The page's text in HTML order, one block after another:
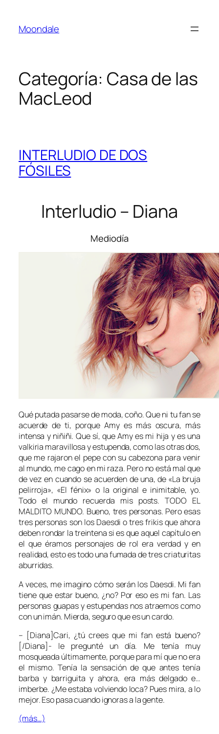
contenido
Moondale
Categoría: Casa de las
MacLeod
INTERLUDIO DE DOS
FÓSILES
Interludio – Diana
Mediodía
Qué putada pasarse de moda, coño. Que ni tu fan se
acuerde de ti, porque Amy es más oscura, más
intensa y niñiñi. Que sí, que Amy es mi hija y es una
valkiria maravillosa y estupenda, como las otras dos,
que me rajaron el pepe con su cabezona para venir
al mundo, me cago en mi raza. Pero no está mal que
de vez en cuando se acuerden de una, de «La bruja
pelirroja», «El fénix» o la original e inimitable, yo.
Todo el mundo recuerda mis posts. TODO EL
MALDITO MUNDO. Bueno, tres personas. Pero esas
tres personas son los Daesdi o tres frikis que ahora
deben rondar la treintena si es que aquel capítulo en
el que éramos personajes de rol era verdad y en
realidad, esto es todo una fumada de tres criaturitas
aburridas.
A veces, me imagino cómo serán los Daesdi. Mi fan
tiene que estar bueno, ¿no? Por eso es mi fan. Las
personas guapas y estupendas nos atraemos como
con un imán. Mierda, seguro que es un cardo.
– [Diana]Cari, ¿tú crees que mi fan está bueno?
[/Diana]- le pregunté un día. Me tenía muy
mosqueada últimamente, porque para mí que no era
el mismo. Tenía la sensación de que antes tenía
barba y barriguita y ahora, era más delgado e…
imberbe. ¿Me estaba volviendo loca? Pues mira, a lo
mejor. Eso pasa cuando ignoras a la gente.
(más…)